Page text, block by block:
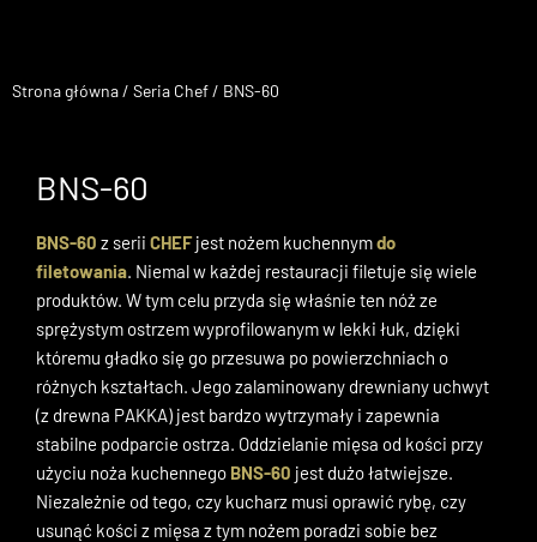
Strona główna/ Seria Chef/ BNS-60
BNS-60
BNS-60 z serii CHEFjest nożem kuchennymdo
filetowania . Niemal w każdej restauracji filetuje się wiele
produktów. W tym celu przyda się właśnie ten nóż ze
sprężystym ostrzem wyprofilowanym w lekki łuk, dzięki
któremu gładko się go przesuwa po powierzchniach o
różnych kształtach. Jego zalaminowany drewniany uchwyt
(z drewna PAKKA) jest bardzo wytrzymały i zapewnia
stabilne podparcie ostrza. Oddzielanie mięsa od kości przy
użyciu noża kuchennego BNS-60 jest dużo łatwiejsze.
Niezależnie od tego, czy kucharz musi oprawić rybę, czy
usunąć kości z mięsa z tym nożem poradzi sobie bez